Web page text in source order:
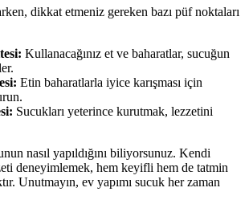
dikkat etmeniz gereken bazı püf noktaları
Kullanacağınız et ve baharatlar, sucuğun
Etin baharatlarla iyice karışması için
Sucukları yeterince kurutmak, lezzetini
nasıl yapıldığını biliyorsunuz. Kendi
deneyimlemek, hem keyifli hem de tatmin
Unutmayın, ev yapımı sucuk her zaman